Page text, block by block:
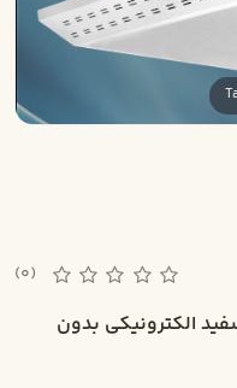
(0)
هور 18*6 ابعاد 45*45 سفيد الکترونيکي بدون